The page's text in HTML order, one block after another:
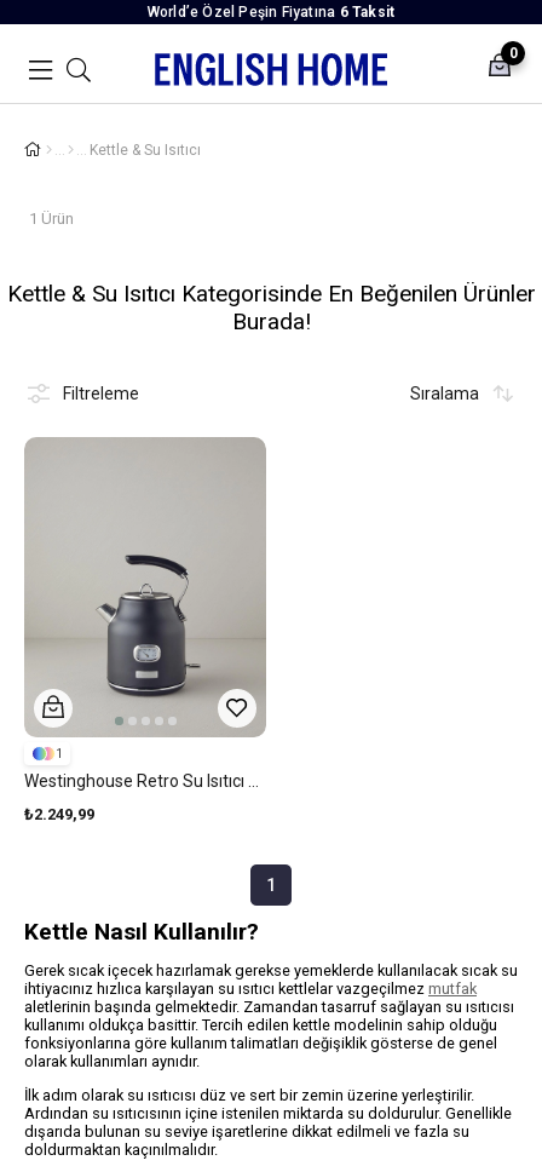
World’e Özel Peşin Fiyatına 6 Taksit
0
Kettle & Su Isıtıcı
1 Ürün
Kettle & Su Isıtıcı Kategorisinde En Beğenilen Ürünler
Burada!
Filtreleme Sıralama
₺2.249,99
1
1
Kettle Nasıl Kullanılır?
Gerek sıcak içecek hazırlamak gerekse yemeklerde kullanılacak sıcak su
ihtiyacınız hızlıca karşılayan su ısıtıcı kettlelar vazgeçilmez mutfak
aletlerinin başında gelmektedir. Zamandan tasarruf sağlayan su ısıtıcısı
kullanımı oldukça basittir. Tercih edilen kettle modelinin sahip olduğu
fonksiyonlarına göre kullanım talimatları değişiklik gösterse de genel
olarak kullanımları aynıdır.
İlk adım olarak su ısıtıcısı düz ve sert bir zemin üzerine yerleştirilir.
Ardından su ısıtıcısının içine istenilen miktarda su doldurulur. Genellikle
dışarıda bulunan su seviye işaretlerine dikkat edilmeli ve fazla su
doldurmaktan kaçınılmalıdır.